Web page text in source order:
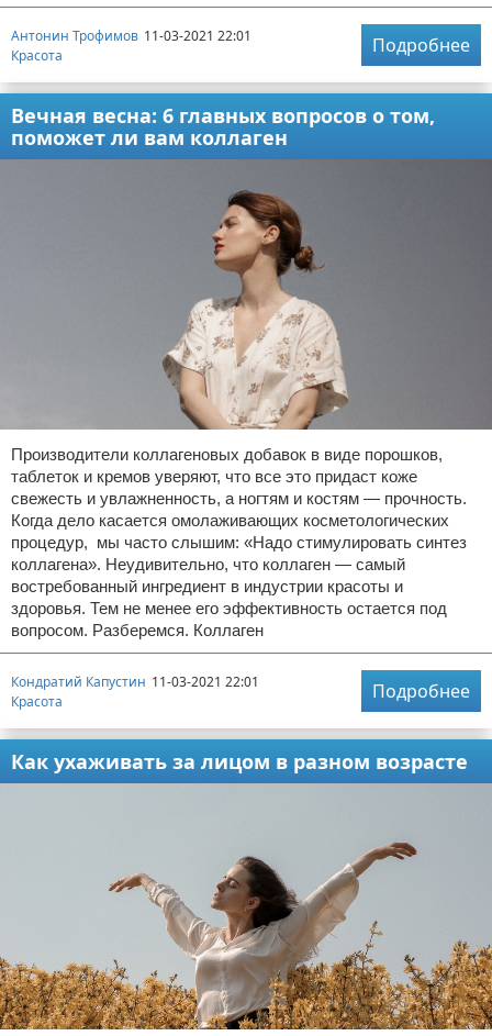
Антонин Трофимов 11-03-2021 22:01
Красота
Подробнее
Вечная весна: 6 главных вопросов о том,
поможет ли вам коллаген
Производители коллагеновых добавок в виде порошков,
таблеток и кремов уверяют, что все это придаст коже
свежесть и увлажненность, а ногтям и костям — прочность.
Когда дело касается омолаживающих косметологических
процедур, мы часто слышим: «Надо стимулировать синтез
коллагена». Неудивительно, что коллаген — самый
востребованный ингредиент в индустрии красоты и
здоровья. Тем не менее его эффективность остается под
вопросом. Разберемся. Коллаген
Кондратий Капустин 11-03-2021 22:01
Красота
Подробнее
Как ухаживать за лицом в разном возрасте